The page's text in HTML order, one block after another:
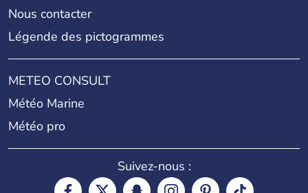
Nous contacter
Légende des pictogrammes
METEO CONSULT
Météo Marine
Météo pro
Suivez-nous :